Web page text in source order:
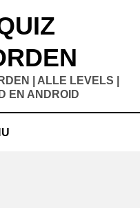
| ALLE LEVELS |
EN ANDROID